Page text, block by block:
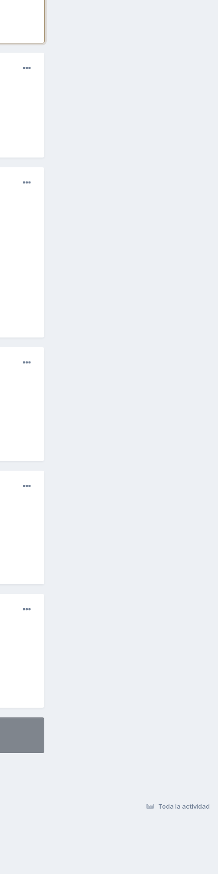
Toda la actividad